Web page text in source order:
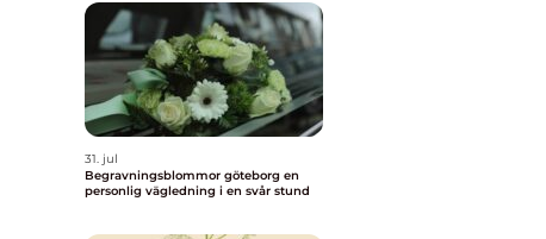
31. jul
Begravningsblommor göteborg en
personlig vägledning i en svår stund